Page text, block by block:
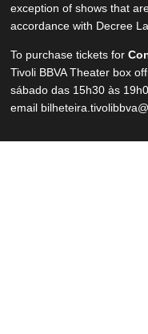
exception of shows that
accordance with Decree
To purchase tickets for
Tivoli BBVA Theater box
sábado das 15h30 às
email